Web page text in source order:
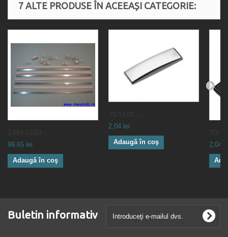
7 ALTE PRODUSE ÎN ACEEAȘI CATEGORIE:
99,65 lei
Adaugă în coş
2,04 lei
Adaugă în coş 2,04
Buletin informativ